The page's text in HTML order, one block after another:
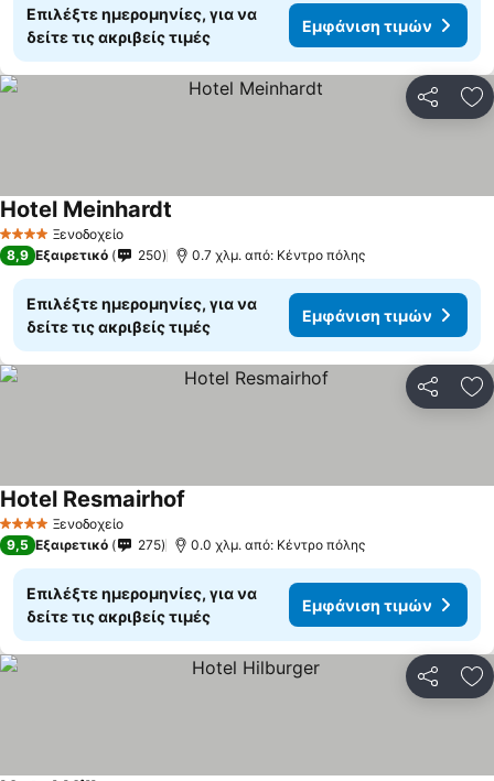
Επιλέξτε ημερομηνίες, για να
δείτε τις ακριβείς τιμές
Εμφάνιση τιμών
4 ΑστέριαΞενοδοχείο
Hotel Meinhardt
8,9 Εξαιρετικό 250 0.7 χλμ. από: Κέντρο πόλης
Επιλέξτε ημερομηνίες, για να
δείτε τις ακριβείς τιμές
Εμφάνιση τιμών
4 ΑστέριαΞενοδοχείο
Hotel Resmairhof
9,5 Εξαιρετικό 275 0.0 χλμ. από: Κέντρο πόλης
Επιλέξτε ημερομηνίες, για να
δείτε τις ακριβείς τιμές
Εμφάνιση τιμών